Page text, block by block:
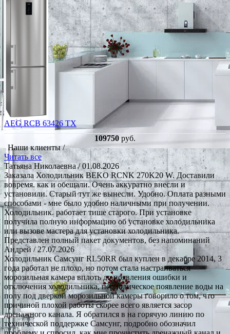
AEG RCB 63426 TX
109750 руб.
Наши клиенты /
Читать все
Татьяна Николаевна/ 01.08.2026
Заказала Холодильник BEKO RCNK 270K20 W. Доставили
вовремя. как и обещали. Очень аккуратно внесли и
установили. Старый тут же вынесли. Удобно. Оплата разными
способами - мне было удобно наличными при получении.
Холодильник. работает тише старого. При установке
получила полную информацию об установке холодильника
или вызове мастера для установки холодильника.
Представлен полный пакет документов, без напоминаний
Андрей/ 27.07.2026
Холодильник Самсунг RL50RR был куплен в декабре 2014, 3
года работал не плохо, но потом стала настраиваться
морозильная камера вплоть до появления ошибки и
отключения холодильника, периодическое появление воды на
полу под дверкой морозильной камеры говорило о том, что
причиной плохой работы скорее всего является засор
дренажного канала. Я обратился в на горячую линию по
технической поддержке Самсунг, подробно обозначил